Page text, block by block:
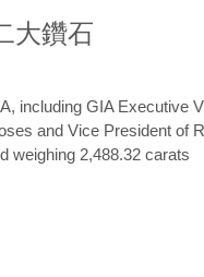
大鑽石
including GIA Executive
and Vice President of
weighing 2,488.32 carats